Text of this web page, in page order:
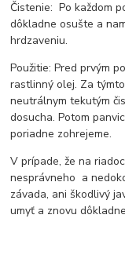
Čistenie: Po každom
dôkladne osušte a
hrdzaveniu.
Použitie: Pred prvým
rastlinný olej. Za
neutrálnym tekutým
dosucha. Potom
poriadne zohrejeme.
V prípade, že na
nesprávneho a
závada, ani škodlivý
umyť a znovu